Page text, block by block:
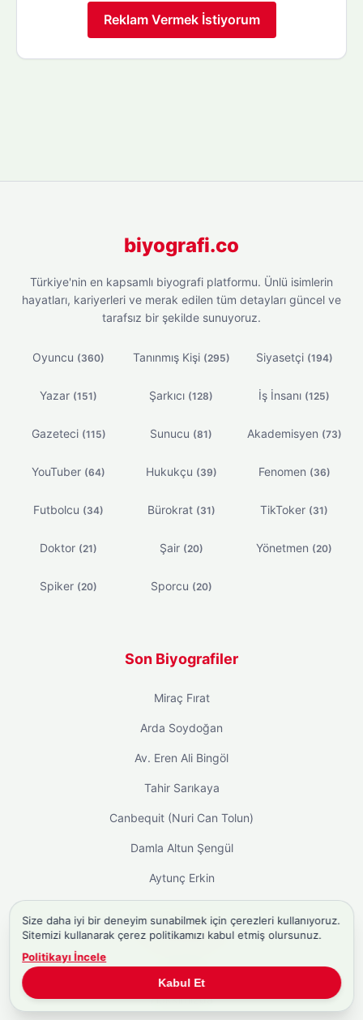
Reklam Vermek İstiyorum
biyografi.co
Türkiye'nin en kapsamlı biyografi platformu. Ünlü isimlerin
hayatları, kariyerleri ve merak edilen tüm detayları güncel ve
tarafsız bir şekilde sunuyoruz.
Oyuncu (360) Tanınmış Kişi (295) Siyasetçi (194)
Yazar (151) Şarkıcı (128) İş İnsanı (125)
Gazeteci (115) Sunucu (81) Akademisyen (73)
YouTuber (64) Hukukçu (39) Fenomen (36)
Futbolcu (34) Bürokrat (31) TikToker (31)
Doktor (21) Şair (20) Yönetmen (20)
Spiker (20) Sporcu (20)
Son Biyografiler
Miraç Fırat
Arda Soydoğan
Av. Eren Ali Bingöl
Tahir Sarıkaya
Canbequit (Nuri Can Tolun)
Damla Altun Şengül
Aytunç Erkin
Hızlı Menü
Ana Sayfa
Hakkımızda
Size daha iyi bir deneyim sunabilmek için çerezleri kullanıyoruz.
Sitemizi kullanarak çerez politikamızı kabul etmiş olursunuz.
Politikayı İncele
Kabul Et